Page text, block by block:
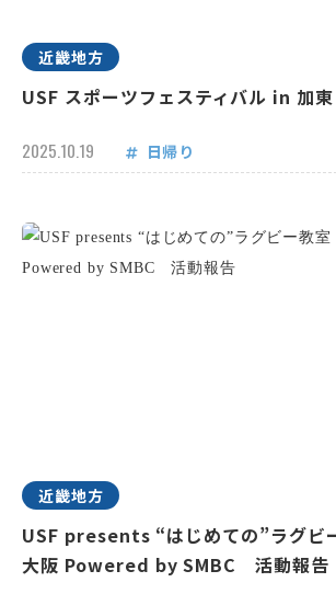
近畿地方
USF スポーツフェスティバル in 加
2025.10.19 日帰り
近畿地方
USF presents “はじめての”ラグビ
大阪 Powered by SMBC 活動報告